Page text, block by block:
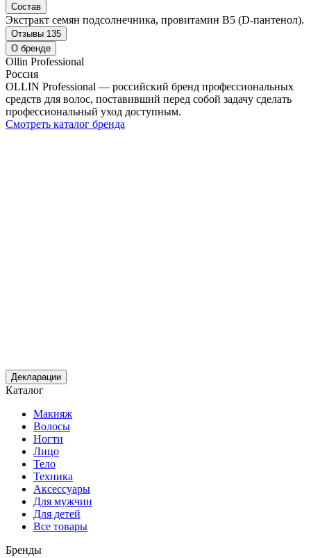
Состав
Экстракт семян подсолнечника, провитамин В5 (D-пантенол).
Отзывы 135
О бренде
Ollin Professional
Россия
OLLIN Professional — российский бренд профессиональных
средств для волос, поставивший перед собой задачу сделать
профессиональный уход доступным.
Смотреть каталог бренда
Декларации
Каталог
Макияж
Волосы
Ногти
Лицо
Тело
Техника
Аксессуары
Для мужчин
Для детей
Все товары
Бренды